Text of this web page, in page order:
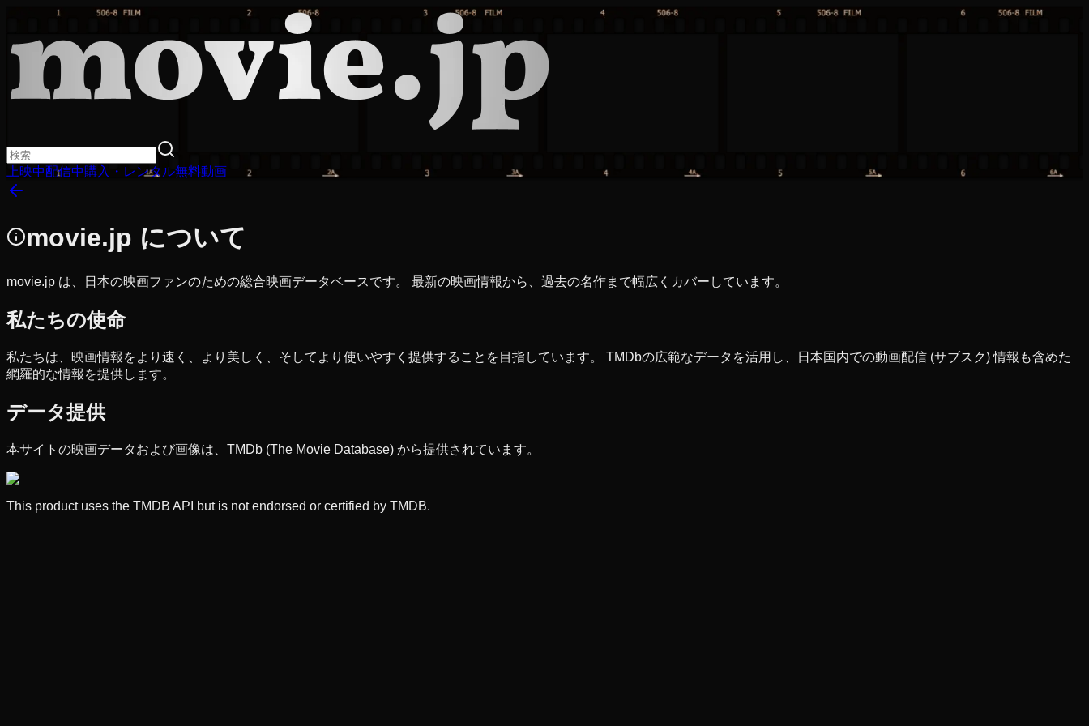
上映中配信中購入・レンタル無料動画
movie.jp について
movie.jp は、日本の映画ファンのための総合映画データベースです。 最新の映画情報から、過去の名作まで幅広くカバーしています。
私たちの使命
私たちは、映画情報をより速く、より美しく、そしてより使いやすく提供することを目指しています。 TMDbの広範なデータを活用し、日本国内での動画配信 (サブスク) 情報も含めた
網羅的な情報を提供します。
データ提供
本サイトの映画データおよび画像は、TMDb (The Movie Database) から提供されています。
This product uses the TMDB API but is not endorsed or certified by TMDB.